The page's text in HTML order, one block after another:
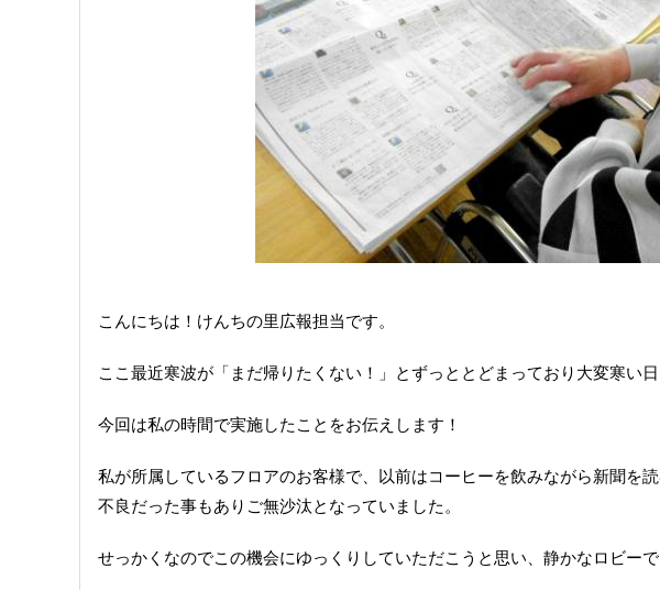
こんにちは！けんちの里広報担当です。
ここ最近寒波が「まだ帰りたくない！」とずっととどまっており大変寒い
今回は私の時間で実施したことをお伝えします！
私が所属しているフロアのお客様で、以前はコーヒーを飲みながら新聞を
不良だった事もありご無沙汰となっていました。
せっかくなのでこの機会にゆっくりしていただこうと思い、静かなロビー